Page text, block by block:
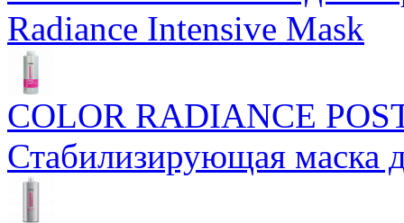
Radiance Intensive Mask
COLOR RADIANCE
Стабилизирующая маска